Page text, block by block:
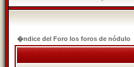
�ndice del Foro los foros de nódulo